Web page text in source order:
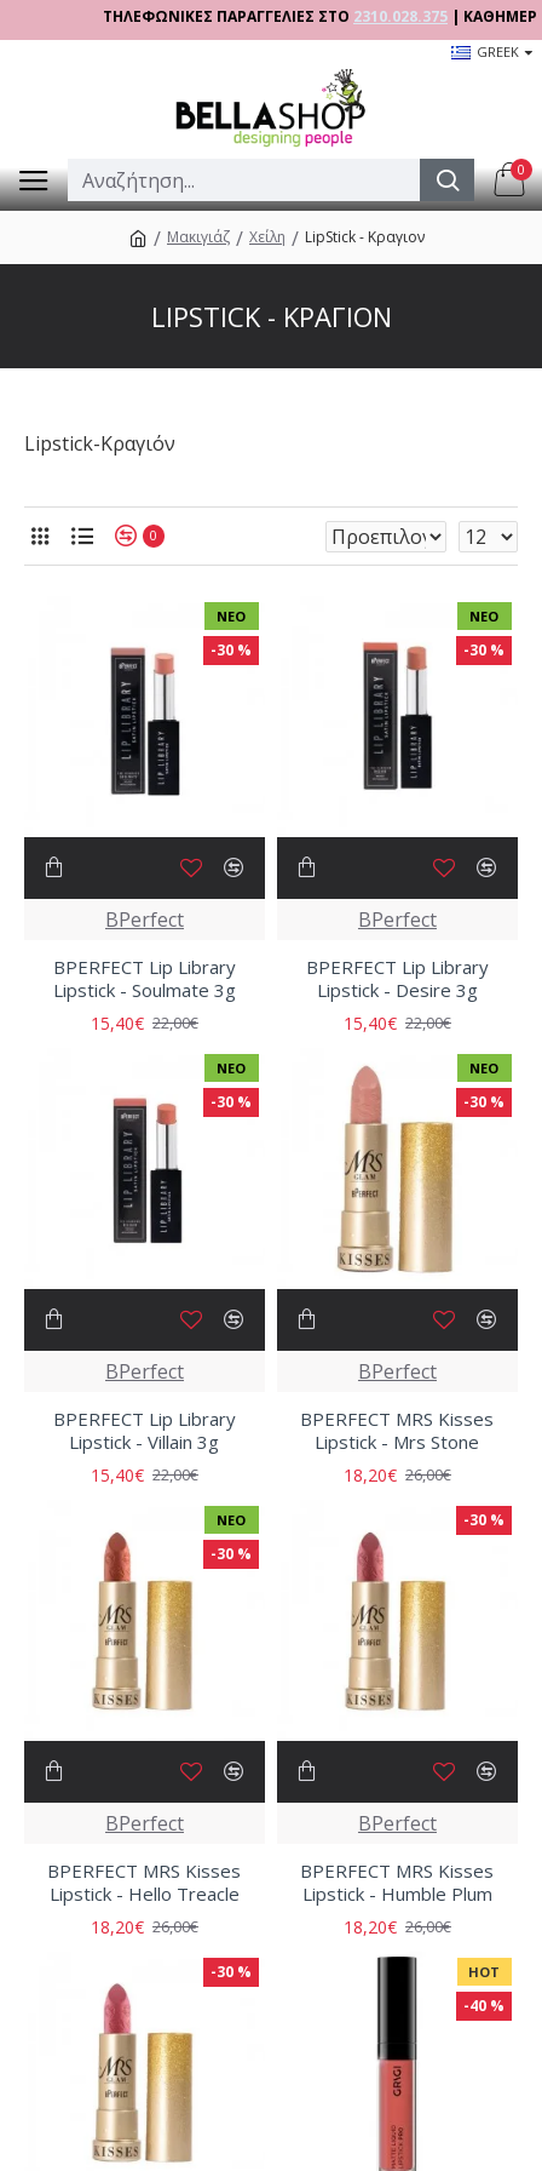
ΤΗΛΕΦΩΝΙΚΕΣ ΠΑΡΑΓΓΕΛΙΕΣ ΣΤΟ2310.028.375| ΚΑΘΗΜΕΡΙΝΑ
GREEK
0
Μακιγιάζ Χείλη LipStick - Κραγιον
LIPSTICK - ΚΡΑΓΙΟΝ
Lipstick-Κραγιόν
0
ΝΈΟ
-30 %
BPerfect
BPERFECT Lip Library
Lipstick - Soulmate 3g
15,40€ 22,00€
ΝΈΟ
-30 %
BPerfect
BPERFECT Lip Library
Lipstick - Desire 3g
15,40€ 22,00€
ΝΈΟ
-30 %
BPerfect
BPERFECT Lip Library
Lipstick - Villain 3g
15,40€ 22,00€
ΝΈΟ
-30 %
BPerfect
BPERFECT MRS Kisses
Lipstick - Mrs Stone
18,20€ 26,00€
ΝΈΟ
-30 %
BPerfect
BPERFECT MRS Kisses
Lipstick - Hello Treacle
18,20€ 26,00€
-30 %
BPerfect
BPERFECT MRS Kisses
Lipstick - Humble Plum
18,20€ 26,00€
-30 % HOT
-40 %